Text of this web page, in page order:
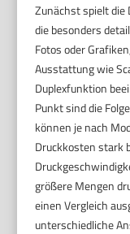
Zunächst spielt die
die besonders
Fotos oder
Ausstattung wie
Duplexfunktion
Punkt sind die
können je nach
Druckkosten stark
größere Mengen
einen Vergleich
unterschiedliche